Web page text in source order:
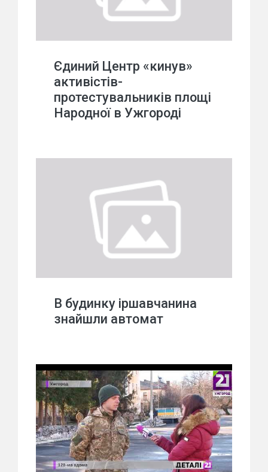
Єдиний Центр «кинув»
активістів-
протестувальників площі
Народної в Ужгороді
В будинку іршавчанина
знайшли автомат